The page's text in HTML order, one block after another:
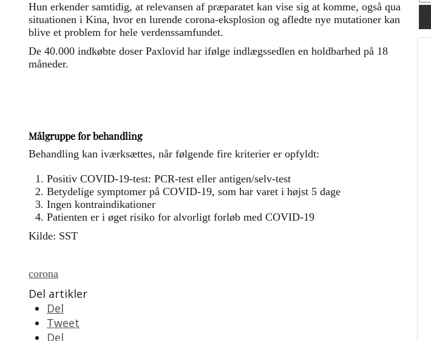
Hun erkender samtidig, at relevansen af præparatet kan vise sig at komme, også qua
situationen i Kina, hvor en lurende corona-eksplosion og afledte nye mutationer kan
blive et problem for hele verdenssamfundet.
De 40.000 indkøbte doser Paxlovid har ifølge indlægssedlen en holdbarhed på 18
måneder.
Målgruppe for behandling
Behandling kan iværksættes, når følgende fire kriterier er opfyldt:
Positiv COVID-19-test: PCR-test eller antigen/selv-test
Betydelige symptomer på COVID-19, som har varet i højst 5 dage
Ingen kontraindikationer
Patienten er i øget risiko for alvorligt forløb med COVID-19
Kilde: SST
corona
Del artikler
Del
Tweet
Del